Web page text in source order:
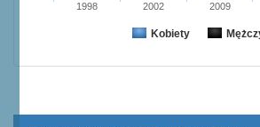
Kobiety
1998 2002 2009